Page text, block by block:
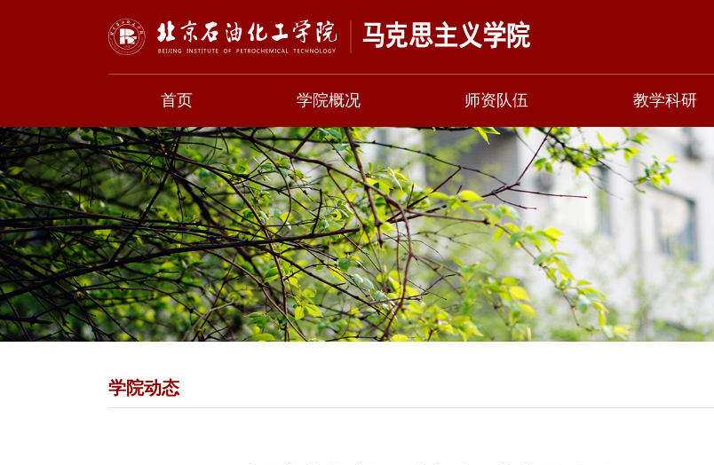
首页 学院概况 师资队伍 教学科研
学院动态